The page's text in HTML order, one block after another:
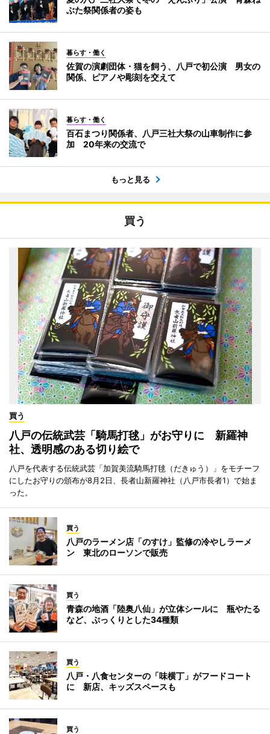
ぶた祭関係者の姿も
暮らす・働く
佐賀の演劇団体・猫を飼う、八戸で初公演 男女の
関係、ピアノや彫刻を交えて
暮らす・働く
百石まつり関係者、八戸三社大祭の山車制作に参
加 20年来の交流で
もっと見る
買う
買う
八戸の伝統武芸「騎馬打毬」がお守りに 新羅神
社、透明感のある切り絵で
八戸を代表する伝統武芸「加賀美流騎馬打毬（だきゅう）」をモチーフ
にしたお守りの頒布が8月2日、長者山新羅神社（八戸市長者1）で始ま
った。
買う
八戸のラーメン店「のすけ」監修の冷やしラーメ
ン 東北のローソンで販売
買う
青森の地酒「陸奥八仙」が立体シールに 瓶やたる
など、ぷっくりとした34種類
買う
八戸・八食センターの「味横丁」がフードコート
に 新店、キッズスペースも
買う